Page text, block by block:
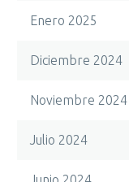
Enero 2025
Diciembre 2024
Noviembre 2024
Julio 2024